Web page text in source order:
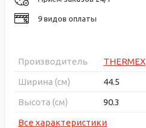
9 видов оплаты
Производитель
THERMEX
Ширина (см)
44.5
Высота (см)
90.3
Все характеристики